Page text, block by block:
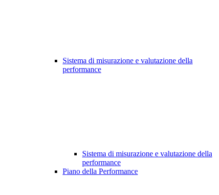
Sistema di misurazione e valutazione della
performance
Sistema di misurazione e valutazione della
performance
Piano della Performance